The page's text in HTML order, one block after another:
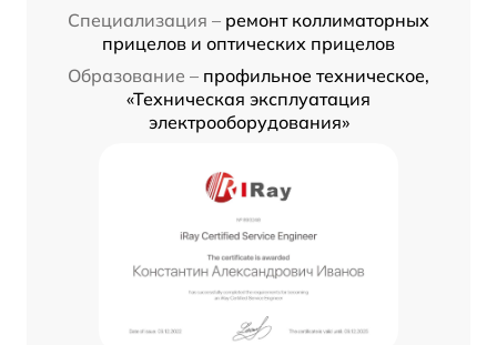
Специализация – ремонт коллиматорных
прицелов и оптических прицелов
Образование – профильное техническое,
«Техническая эксплуатация
электрооборудования»